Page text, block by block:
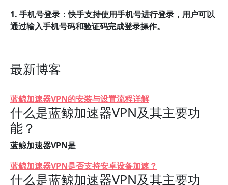
1. 手机号登录：快手支持使用手机号进行登录，用户可以
通过输入手机号码和验证码完成登录操作。
最新博客
蓝鲸加速器VPN的安装与设置流程详解
什么是蓝鲸加速器VPN及其主要功
能？
蓝鲸加速器VPN是
蓝鲸加速器VPN是否支持安卓设备加速？
什么是蓝鲸加速器VPN及其主要功